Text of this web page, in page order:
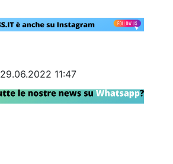
29.06.2022 11:47